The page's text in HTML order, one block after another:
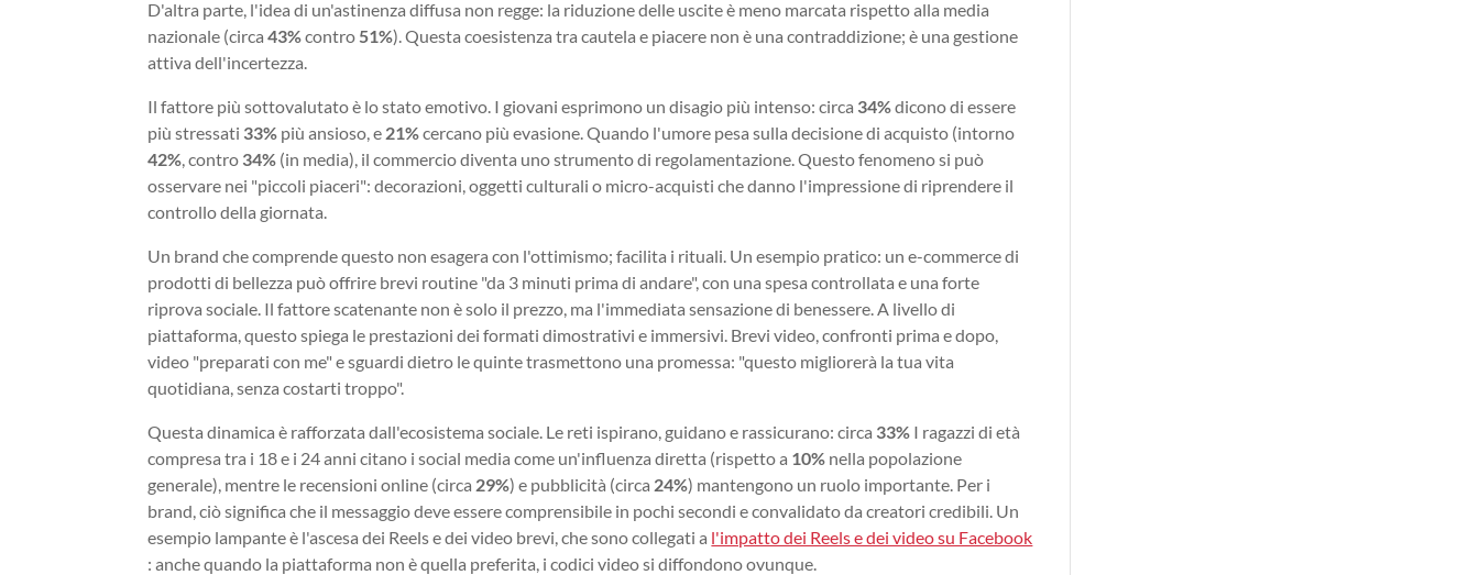
D'altra parte, l'idea di un'astinenza diffusa non regge: la riduzione delle uscite è meno marcata rispetto alla media
nazionale (circa43%contro 51%). Questa coesistenza tra cautela e piacere non è una contraddizione; è una gestione
attiva dell'incertezza.
Il fattore più sottovalutato è lo stato emotivo. I giovani esprimono un disagio più intenso: circa 34%dicono di essere
più stressati 33% più ansioso, e 21%cercano più evasione. Quando l'umore pesa sulla decisione di acquisto (intorno
42% , contro 34% (in media), il commercio diventa uno strumento di regolamentazione. Questo fenomeno si può
osservare nei "piccoli piaceri": decorazioni, oggetti culturali o micro-acquisti che danno l'impressione di riprendere il
controllo della giornata.
Un brand che comprende questo non esagera con l'ottimismo; facilita i rituali. Un esempio pratico: un e-commerce di
prodotti di bellezza può offrire brevi routine "da 3 minuti prima di andare", con una spesa controllata e una forte
riprova sociale. Il fattore scatenante non è solo il prezzo, ma l'immediata sensazione di benessere. A livello di
piattaforma, questo spiega le prestazioni dei formati dimostrativi e immersivi. Brevi video, confronti prima e dopo,
video "preparati con me" e sguardi dietro le quinte trasmettono una promessa: "questo migliorerà la tua vita
quotidiana, senza costarti troppo".
Questa dinamica è rafforzata dall'ecosistema sociale. Le reti ispirano, guidano e rassicurano: circa 33% I ragazzi di età
compresa tra i 18 e i 24 anni citano i social media come un'influenza diretta (rispetto a 10% nella popolazione
generale), mentre le recensioni online (circa 29%) e pubblicità (circa 24%) mantengono un ruolo importante. Per i
brand, ciò significa che il messaggio deve essere comprensibile in pochi secondi e convalidato da creatori credibili. Un
esempio lampante è l'ascesa dei Reels e dei video brevi, che sono collegati a l'impatto dei Reels e dei video su Facebook
: anche quando la piattaforma non è quella preferita, i codici video si diffondono ovunque.